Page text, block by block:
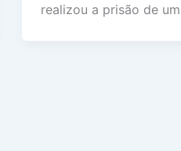
realizou a prisão de